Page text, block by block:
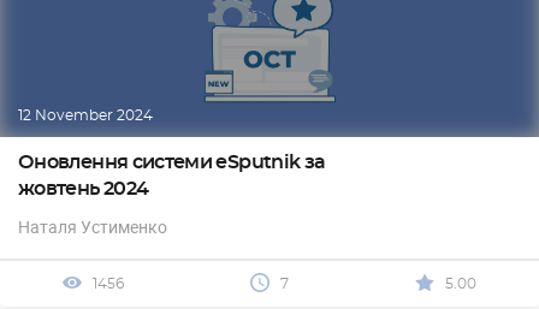
12 November 2024
Оновлення системи eSputnik за
жовтень 2024
Наталя Устименко
1456 7 5.00